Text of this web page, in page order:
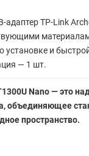
адаптер TP-Link
установке и
— 1 шт.
Nano — это
объединяющее
пространство.